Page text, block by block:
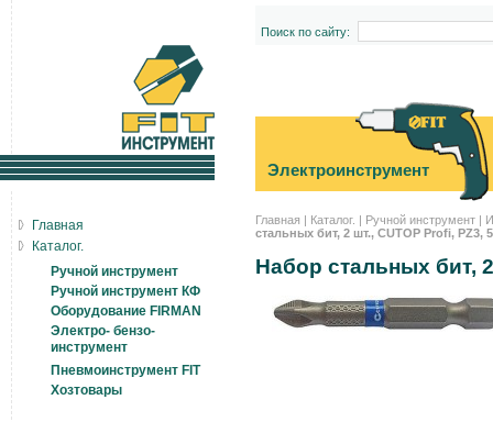
Поиск по сайту:
Электроинструмент
Главная | Каталог. | Ручной инструмент |
стальных бит, 2 шт., CUTOP Profi, PZ3,
Набор стальных бит,
Главная
Каталог.
Ручной инструмент
Ручной инструмент КФ
Оборудование FIRMAN
Электро- бензо-
инструмент
Пневмоинструмент FIT
Хозтовары